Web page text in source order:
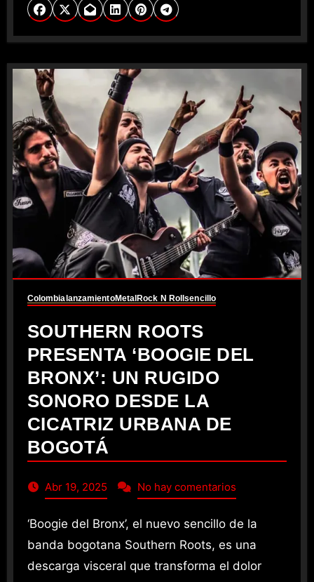
ColombialanzamientoMetalRock N Rollsencillo
SOUTHERN ROOTS
PRESENTA ‘BOOGIE DEL
BRONX’: UN RUGIDO
SONORO DESDE LA
CICATRIZ URBANA DE
BOGOTÁ
Abr 19, 2025 No hay comentarios
‘Boogie del Bronx’, el nuevo sencillo de la
banda bogotana Southern Roots, es una
descarga visceral que transforma el dolor